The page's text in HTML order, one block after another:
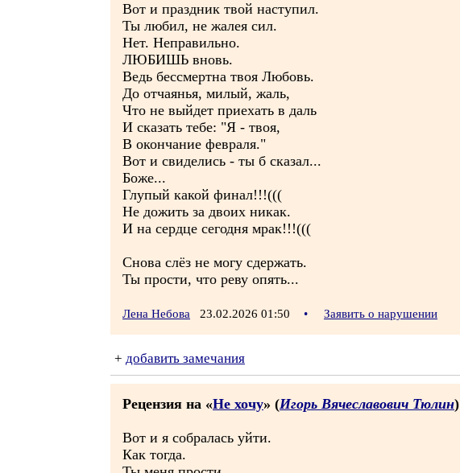
Вот и праздник твой наступил.
Ты любил, не жалея сил.
Нет. Неправильно.
ЛЮБИШЬ вновь.
Ведь бессмертна твоя Любовь.
До отчаянья, милый, жаль,
Что не выйдет приехать в даль
И сказать тебе: "Я - твоя,
В окончание февраля."
Вот и свиделись - ты б сказал...
Боже...
Глупый какой финал!!!(((
Не дожить за двоих никак.
И на сердце сегодня мрак!!!(((
Снова слёз не могу сдержать.
Ты прости, что реву опять...
Лена Небова 23.02.2026 01:50 • Заявить о нарушении
+ добавить замечания
Рецензия на «Не хочу» (Игорь Вячеславович Тюлин)
Вот и я собралась уйти.
Как тогда.